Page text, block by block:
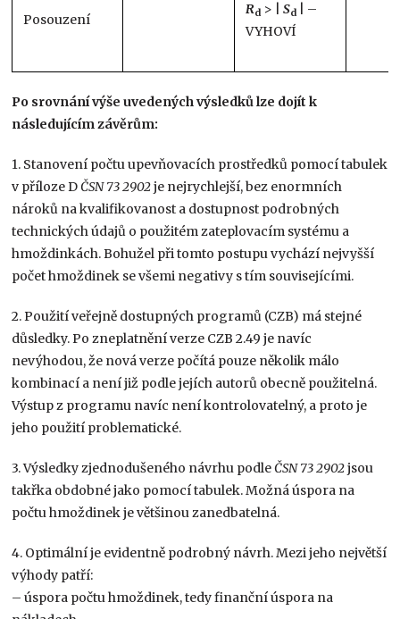
Posouzení
Rd > |Sd
| –
VYHOVÍ
Po srovnání výše uvedených výsledků lze dojít k
následujícím závěrům:
1. Stanovení počtu upevňovacích prostředků pomocí tabulek
v příloze DČSN 73 2902je nejrychlejší, bez enormních
nároků na kvalifikovanost a dostupnost podrobných
technických údajů o použitém zateplovacím systému a
hmoždinkách. Bohužel při tomto postupu vychází nejvyšší
počet hmoždinek se všemi negativy s tím souvisejícími.
2. Použití veřejně dostupných programů (CZB) má stejné
důsledky. Po zneplatnění verze CZB 2.49 je navíc
nevýhodou, že nová verze počítá pouze několik málo
kombinací a není již podle jejích autorů obecně použitelná.
Výstup z programu navíc není kontrolovatelný, a proto je
jeho použití problematické.
3. Výsledky zjednodušeného návrhu podleČSN 73 2902jsou
takřka obdobné jako pomocí tabulek. Možná úspora na
počtu hmoždinek je většinou zanedbatelná.
4. Optimální je evidentně podrobný návrh. Mezi jeho největší
výhody patří:
– úspora počtu hmoždinek, tedy finanční úspora na